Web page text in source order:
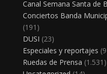
Canal Semana Santa de
Conciertos Banda
(191)
DUSI (23)
Especiales y reportajes
Ruedas de Prensa (1.531)